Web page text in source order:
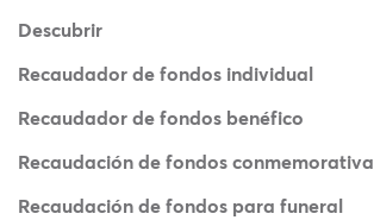
Descubrir
Recaudador de fondos individual
Recaudador de fondos benéfico
Recaudación de fondos conmemorativa
Recaudación de fondos para funeral